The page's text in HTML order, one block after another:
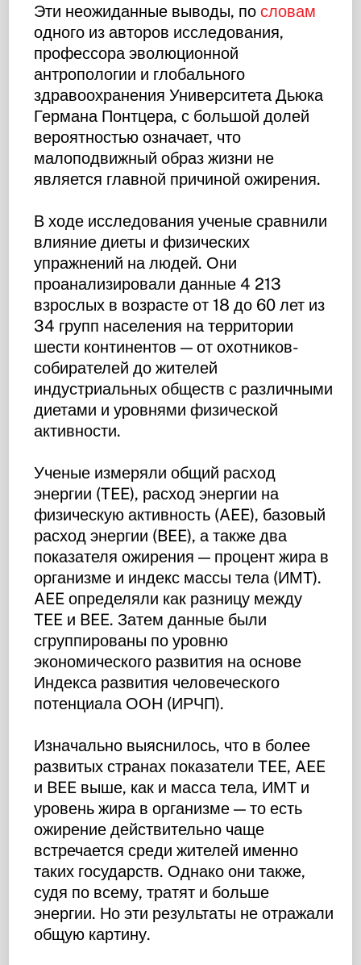
Эти неожиданные выводы, пословам
одного из авторов исследования,
профессора эволюционной
антропологии и глобального
здравоохранения Университета Дьюка
Германа Понтцера, с большой долей
вероятностью означает, что
малоподвижный образ жизни не
является главной причиной ожирения.
В ходе исследования ученые сравнили
влияние диеты и физических
упражнений на людей. Они
проанализировали данные 4 213
взрослых в возрасте от 18 до 60 лет из
34 групп населения на территории
шести континентов — от охотников-
собирателей до жителей
индустриальных обществ с различными
диетами и уровнями физической
активности.
Ученые измеряли общий расход
энергии (TEE), расход энергии на
физическую активность (AEE), базовый
расход энергии (BEE), а также два
показателя ожирения — процент жира в
организме и индекс массы тела (ИМТ).
AEE определяли как разницу между
TEE и BEE. Затем данные были
сгруппированы по уровню
экономического развития на основе
Индекса развития человеческого
потенциала ООН (ИРЧП).
Изначально выяснилось, что в более
развитых странах показатели TEE, AEE
и BEE выше, как и масса тела, ИМТ и
уровень жира в организме — то есть
ожирение действительно чаще
встречается среди жителей именно
таких государств. Однако они также,
судя по всему, тратят и больше
энергии. Но эти результаты не отражали
общую картину.